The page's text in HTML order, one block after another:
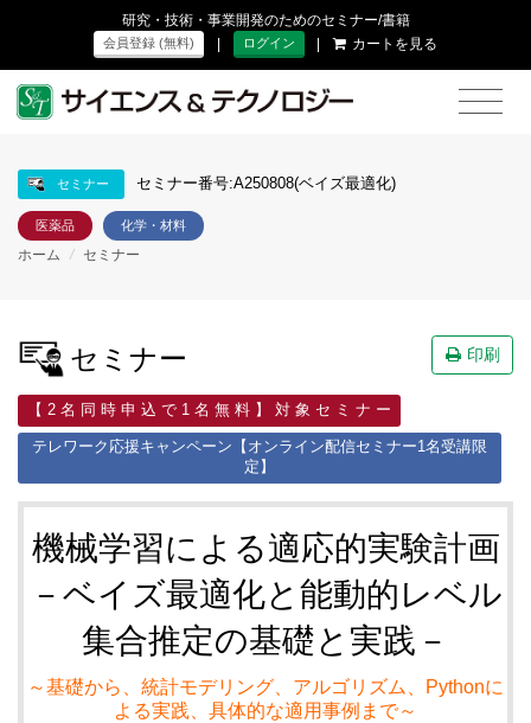
研究・技術・事業開発のためのセミナー/書籍
会員登録 (無料) | ログイン | カートを見る
セミナー セミナー番号:A250808(ベイズ最適化)
医薬品 化学・材料
ホーム / セミナー
セミナー 印刷
【 2 名 同 時 申 込 で 1 名 無 料 】 対 象 セ ミ ナ ー
テレワーク応援キャンペーン【オンライン配信セミナー1名受講限
定】
機械学習による適応的実験計画
－ベイズ最適化と能動的レベル
集合推定の基礎と実践－
～基礎から、統計モデリング、アルゴリズム、Pythonに
よる実践、具体的な適用事例まで～